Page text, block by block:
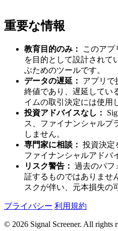
重要な情報
教育目的のみ：
このアプ
を目的として設計されて
ぶためのツールです。
データの遅延：
アプリで
終値であり、遅延してい
イムの取引決定には使用
投資アドバイスなし：
ス、ファイナンシャルプ
しません。
専門家に相談： 投資決定
ファイナンシャルアドバ
リスク警告： 過去のパフ
証するものではありませ
スクが伴い、元本損失の
プライバシー 利用規約
© 2026 Signal Screener. All rights